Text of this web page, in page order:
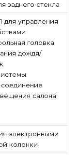
заднего стекла
для управления
головка
дождя/
салона
электронными
колонки